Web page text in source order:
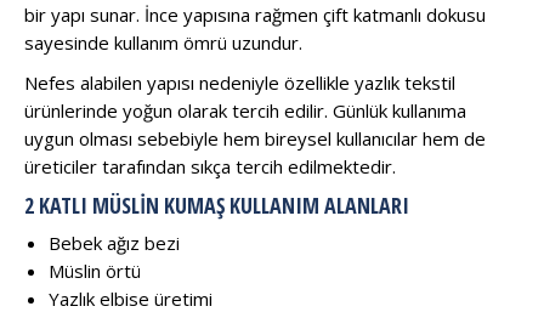
bir yapı sunar. İnce yapısına rağmen çift katmanlı dokusu
sayesinde kullanım ömrü uzundur.
Nefes alabilen yapısı nedeniyle özellikle yazlık tekstil
ürünlerinde yoğun olarak tercih edilir. Günlük kullanıma
uygun olması sebebiyle hem bireysel kullanıcılar hem de
üreticiler tarafından sıkça tercih edilmektedir.
2 KATLI MÜSLIN KUMAŞ KULLANIM ALANLARI
Bebek ağız bezi
Müslin örtü
Yazlık elbise üretimi